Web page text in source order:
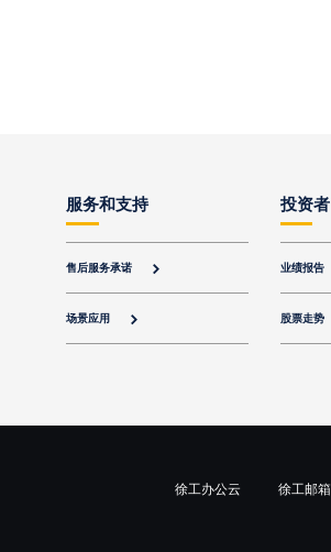
服务和支持
售后服务承诺 
场景应用 
投资者
业绩报告
股票走势
徐工办公云 徐工邮箱